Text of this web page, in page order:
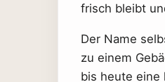
frisch bleibt
Der Name
zu einem
bis heute eine